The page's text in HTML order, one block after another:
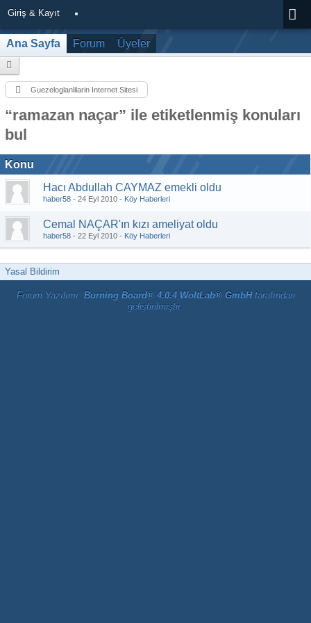
Giriş & Kayıt
Ana Sayfa Forum Üyeler
Guezeloglanlilarin Internet Sitesi
“ramazan naçar” ile etiketlenmiş konuları
bul
Konu
Hacı Abdullah CAYMAZ emekli oldu
haber58 - 24 Eyl 2010 - Köy Haberleri
Cemal NAÇAR'ın kızı ameliyat oldu
haber58 - 22 Eyl 2010 - Köy Haberleri
Yasal Bildirim
Forum Yazılımı: Burning Board® 4.0.4, WoltLab® GmbHtarafından
geliştirilmiştir.